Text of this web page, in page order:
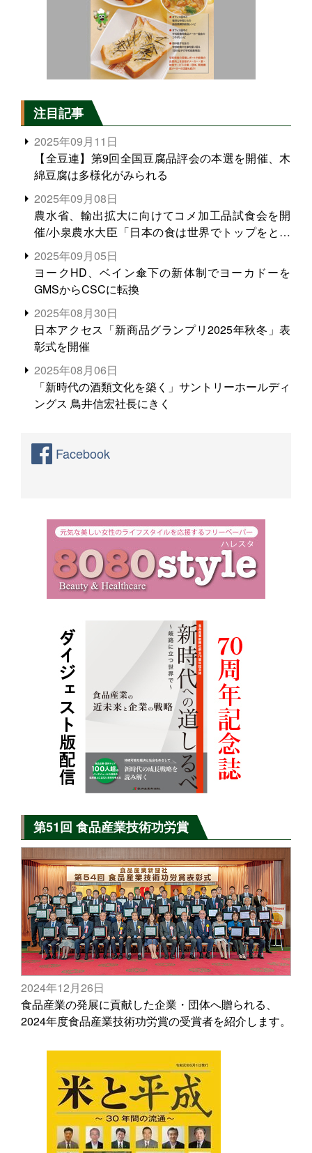
注目記事
2025年09月11日
【全豆連】第9回全国豆腐品評会の本選を開催、木
綿豆腐は多様化がみられる
2025年09月08日
農水省、輸出拡大に向けてコメ加工品試食会を開
催/小泉農水大臣「日本の食は世界でトップをとれ
る。米増産に向けて、米輸出需要の拡大を」
2025年09月05日
ヨークHD、ベイン傘下の新体制でヨーカドーを
GMSからCSCに転換
2025年08月30日
日本アクセス「新商品グランプリ2025年秋冬」表
彰式を開催
2025年08月06日
「新時代の酒類文化を築く」サントリーホールディ
ングス 鳥井信宏社長にきく
Facebook
第51回 食品産業技術功労賞
2024年12月26日
食品産業の発展に貢献した企業・団体へ贈られる、
2024年度食品産業技術功労賞の受賞者を紹介します。